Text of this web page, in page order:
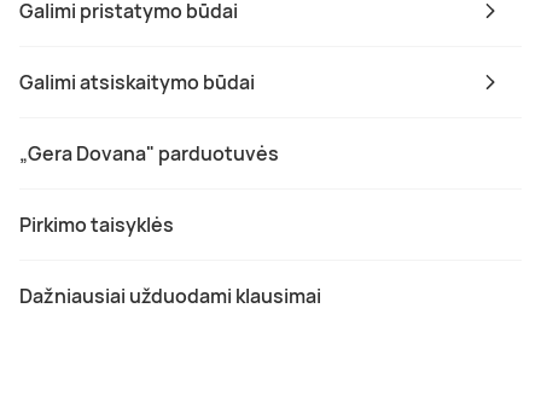
Galimi pristatymo būdai
Galimi atsiskaitymo būdai
„Gera Dovana" parduotuvės
Pirkimo taisyklės
Dažniausiai užduodami klausimai